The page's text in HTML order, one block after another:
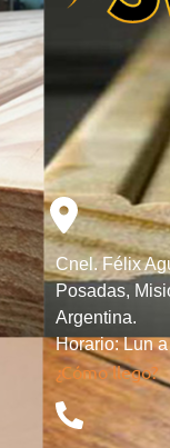
Cnel. Félix
Posadas,
Argentina.
Horario: Lun
¿Cómo llego?